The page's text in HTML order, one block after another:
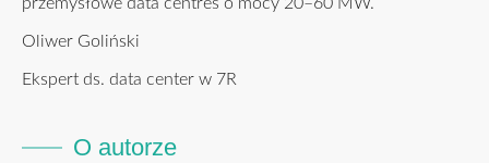
Oliwer Goliński
Ekspert ds. data center w 7R
O autorze